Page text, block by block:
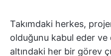
Takımdaki herkes,
olduğunu kabul eder ve
altındaki her bir görev